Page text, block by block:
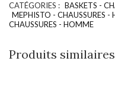
CATÉGORIES : BASKETS -
MEPHISTO - CHAUSSURES -
CHAUSSURES - HOMME
Produits similaires